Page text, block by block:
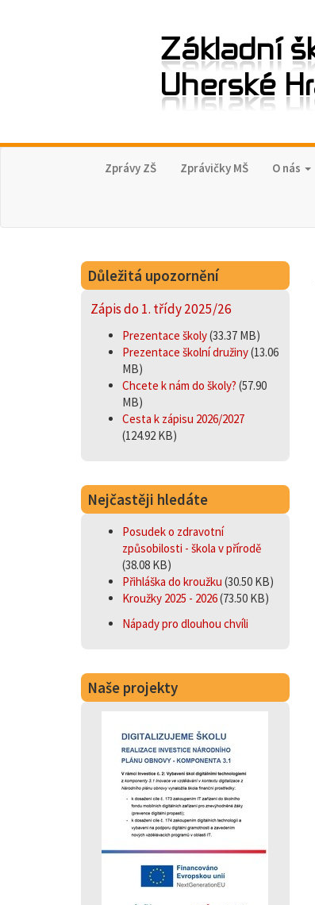
Zprávy ZŠ Zprávičky MŠ O nás
Důležitá upozornění
Zápis do 1. třídy 2025/26
Prezentace školy(33.37 MB)
Prezentace školní družiny(13.06
MB)
Chcete k nám do školy? (57.90
MB)
Cesta k zápisu 2026/2027
(124.92 KB)
Nejčastěji hledáte
Posudek o zdravotní
způsobilosti - škola v přírodě
(38.08 KB)
Přihláška do kroužku (30.50 KB)
Kroužky 2025 - 2026(73.50 KB)
Nápady pro dlouhou chvíli
Naše projekty